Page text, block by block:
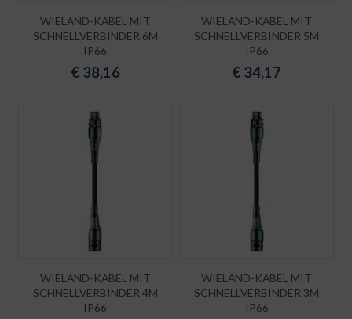
WIELAND-KABEL MIT
SCHNELLVERBINDER 6M
IP66
€ 38,16
WIELAND-KABEL MIT
SCHNELLVERBINDER 5M
IP66
€ 34,17
WIELAND-KABEL MIT
SCHNELLVERBINDER 4M
IP66
WIELAND-KABEL MIT
SCHNELLVERBINDER 3M
IP66